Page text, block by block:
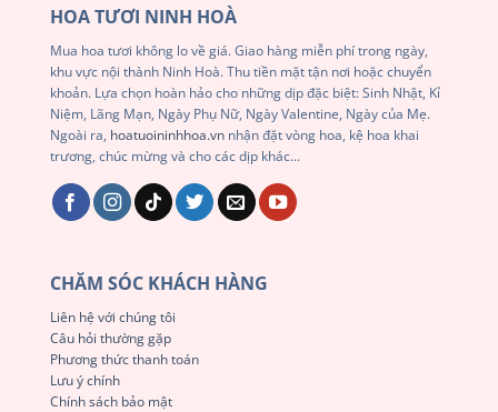
HOA TƯƠI NINH HOÀ
Mua hoa tươi không lo về giá. Giao hàng miễn phí trong ngày,
khu vực nội thành Ninh Hoà. Thu tiền mặt tận nơi hoặc chuyển
khoản. Lựa chọn hoàn hảo cho những dịp đặc biệt: Sinh Nhật, Kỉ
Niệm, Lãng Mạn, Ngày Phụ Nữ, Ngày Valentine, Ngày của Mẹ.
Ngoài ra, hoatuoininhhoa.vn nhận đặt vòng hoa, kệ hoa khai
trương, chúc mừng và cho các dịp khác...
CHĂM SÓC KHÁCH HÀNG
Liên hệ với chúng tôi
Câu hỏi thường gặp
Phương thức thanh toán
Lưu ý chính
Chính sách bảo mật